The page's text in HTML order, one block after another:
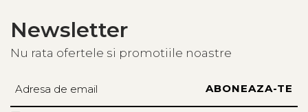
Newsletter
Nu rata ofertele si promotiile noastre